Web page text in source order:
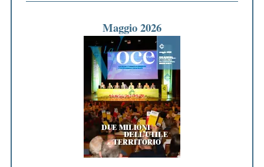
Maggio 2026